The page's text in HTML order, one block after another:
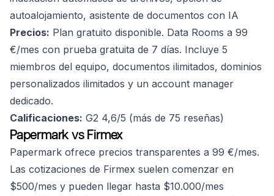
autoalojamiento, asistente de documentos con IA
Precios: Plan gratuito disponible. Data Rooms a 99
€/mes con prueba gratuita de 7 días. Incluye 5
miembros del equipo, documentos ilimitados, dominios
personalizados ilimitados y un account manager
dedicado.
Calificaciones: G2 4,6/5 (más de 75 reseñas)
Papermark vs Firmex
Papermark ofrece precios transparentes a 99 €/mes.
Las cotizaciones de Firmex suelen comenzar en
$500/mes y pueden llegar hasta $10.000/mes